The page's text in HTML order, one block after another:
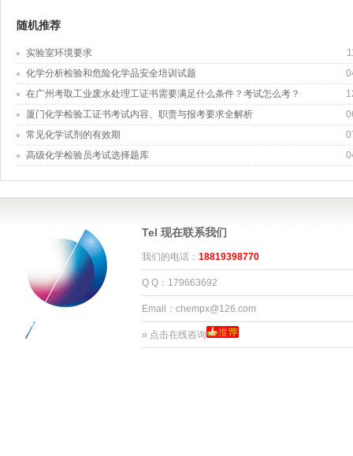
随机推荐
实验室环境要求
化学分析检验和危险化学品安全培训试题
在广州考取工业废水处理工证书需要满足什么条件？考试怎么考？
厦门化学检验工证书考试内容、职责与报考要求全解析
常见化学试剂的有效期
高级化学检验员考试选择题库
Tel 现在联系我们
我们的电话： 18819398770
Q Q：179663692
Email：chempx@126.com
» 点击在线咨询